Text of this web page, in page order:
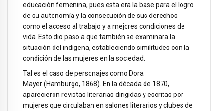
educación femenina, pues esta era la base para el logro
de su autonomía y la consecución de sus derechos
como el acceso al trabajo y a mejores condiciones de
vida. Esto dio paso a que también se examinara la
situación del indígena, estableciendo similitudes con la
condición de las mujeres en la sociedad.
Tal es el caso de personajes como Dora
Mayer (Hamburgo, 1868). En la década de 1870,
aparecieron revistas literarias dirigidas y escritas por
mujeres que circulaban en salones literarios y clubes de